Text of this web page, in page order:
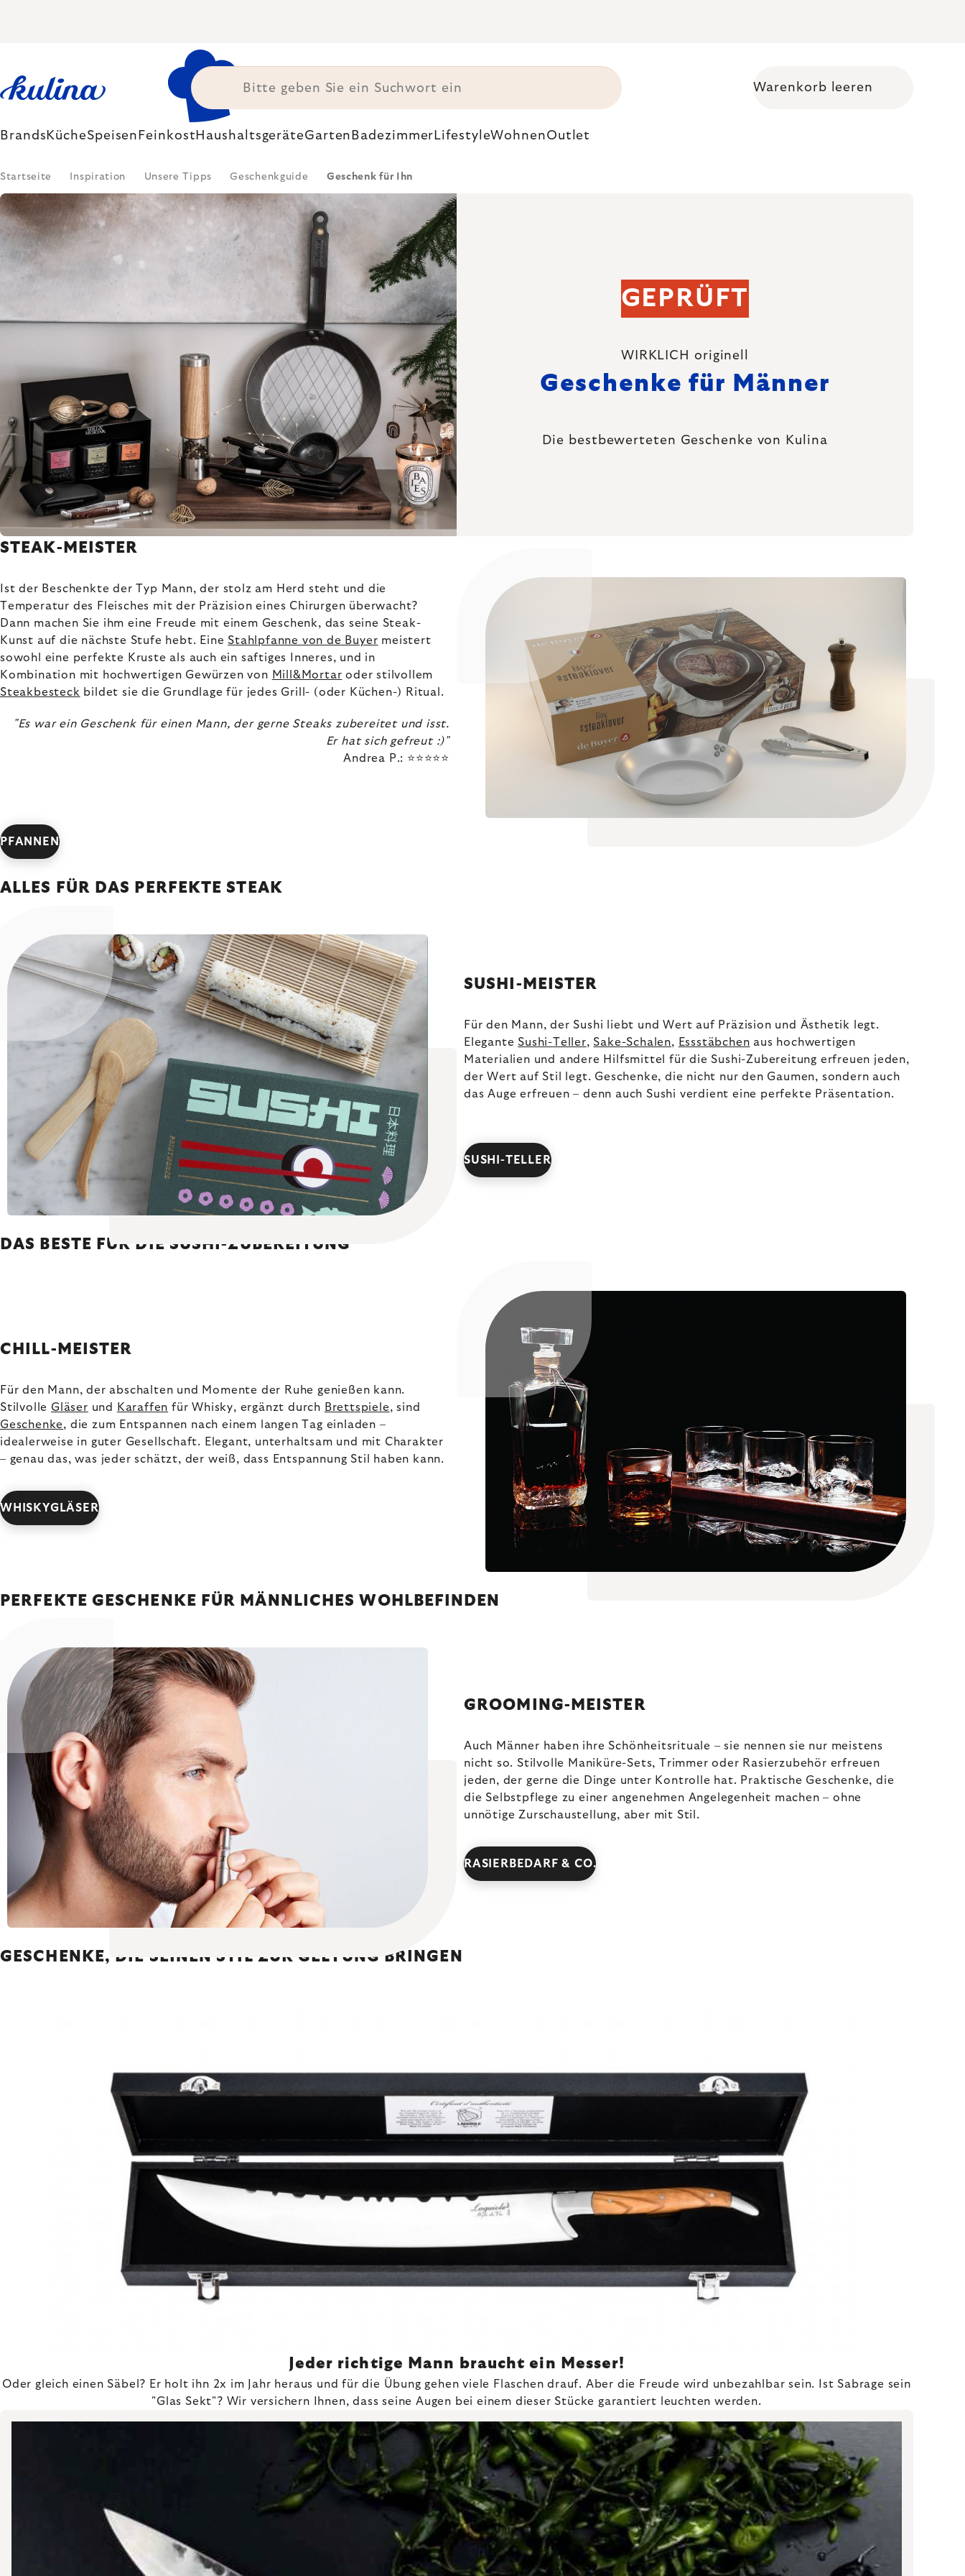
Warenkorb leeren
Brands KücheSpeisen FeinkostHaushaltsgeräteGarten Badezimmer LifestyleWohnenOutlet
Startseite Inspiration Unsere Tipps Geschenkguide Geschenk für Ihn
GEPRÜFT
WIRKLICH originell
Geschenke für Männer
Die bestbewerteten Geschenke von Kulina
STEAK-MEISTER
Ist der Beschenkte der Typ Mann, der stolz am Herd steht und die
Temperatur des Fleisches mit der Präzision eines Chirurgen überwacht?
Dann machen Sie ihm eine Freude mit einem Geschenk, das seine Steak-
Kunst auf die nächste Stufe hebt. EineStahlpfanne von de Buyer meistert
sowohl eine perfekte Kruste als auch ein saftiges Inneres, und in
Kombination mit hochwertigen Gewürzen von Mill&Mortar oder stilvollem
Steakbesteck bildet sie die Grundlage für jedes Grill- (oder Küchen-) Ritual.
"Es war ein Geschenk für einen Mann, der gerne Steaks zubereitet und isst.
Er hat sich gefreut :)"
Andrea P.: ⭐⭐⭐⭐⭐
PFANNEN
ALLES FÜR DAS PERFEKTE STEAK
SUSHI-MEISTER
Für den Mann, der Sushi liebt und Wert auf Präzision und Ästhetik legt.
EleganteSushi-Teller,Sake-Schalen, Essstäbchen aus hochwertigen
Materialien und andere Hilfsmittel für die Sushi-Zubereitung erfreuen jeden,
der Wert auf Stil legt. Geschenke, die nicht nur den Gaumen, sondern auch
das Auge erfreuen – denn auch Sushi verdient eine perfekte Präsentation.
SUSHI-TELLER
DAS BESTE FÜR DIE SUSHI-ZUBEREITUNG
CHILL-MEISTER
Für den Mann, der abschalten und Momente der Ruhe genießen kann.
Stilvolle Gläser und Karaffen für Whisky, ergänzt durch Brettspiele, sind
Geschenke, die zum Entspannen nach einem langen Tag einladen –
idealerweise in guter Gesellschaft. Elegant, unterhaltsam und mit Charakter
– genau das, was jeder schätzt, der weiß, dass Entspannung Stil haben kann.
WHISKYGLÄSER
PERFEKTE GESCHENKE FÜR MÄNNLICHES WOHLBEFINDEN
GROOMING-MEISTER
Auch Männer haben ihre Schönheitsrituale – sie nennen sie nur meistens
nicht so. Stilvolle Maniküre-Sets, Trimmer oder Rasierzubehör erfreuen
jeden, der gerne die Dinge unter Kontrolle hat. Praktische Geschenke, die
die Selbstpflege zu einer angenehmen Angelegenheit machen – ohne
unnötige Zurschaustellung, aber mit Stil.
RASIERBEDARF & CO.
GESCHENKE, DIE SEINEN STIL ZUR GELTUNG BRINGEN
Jeder richtige Mann braucht ein Messer!
Oder gleich einen Säbel? Er holt ihn 2x im Jahr heraus und für die Übung gehen viele Flaschen drauf. Aber die Freude wird unbezahlbar sein. Ist Sabrage sein
"Glas Sekt"? Wir versichern Ihnen, dass seine Augen bei einem dieser Stücke garantiert leuchten werden.